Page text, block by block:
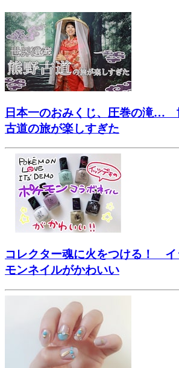
日本一のおみくじ、圧巻の滝…
古道の旅が楽しすぎた
コレクター魂に火をつける！ イ
モンネイルがかわいい